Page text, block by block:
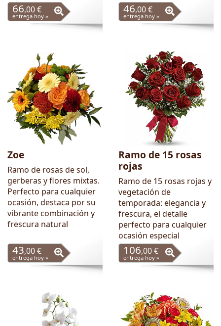
66,00 €
entrega hoy »
46,00 €
entrega hoy »
Zoe
Ramo de rosas de sol,
gerberas y flores mixtas.
Perfecto para cualquier
ocasión, destaca por su
vibrante combinación y
frescura natural
43,00 €
entrega hoy »
Ramo de 15 rosas
rojas
Ramo de 15 rosas rojas y
vegetación de
temporada: elegancia y
frescura, el detalle
perfecto para cualquier
ocasión especial
106,00 €
entrega hoy »